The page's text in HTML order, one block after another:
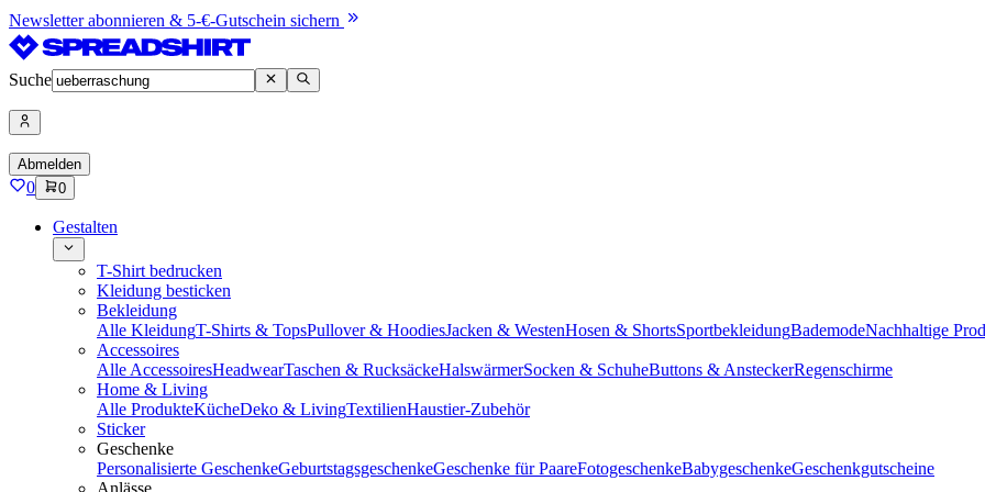
Newsletter abonnieren & 5-€-Gutschein sichern
Suche
Abmelden
0 0
Gestalten
T-Shirt bedrucken
Kleidung besticken
Bekleidung
Alle KleidungT-Shirts & TopsPullover & HoodiesJacken & WestenHosen & ShortsSportbekleidungBademodeNachhaltige
Accessoires
Alle AccessoiresHeadwearTaschen & RucksäckeHalswärmerSocken & SchuheButtons & AnsteckerRegenschirme
Home & Living
Alle ProdukteKücheDeko & LivingTextilienHaustier-Zubehör
Sticker
Geschenke
Personalisierte GeschenkeGeburtstagsgeschenkeGeschenke für PaareFotogeschenkeBabygeschenkeGeschenkgutscheine